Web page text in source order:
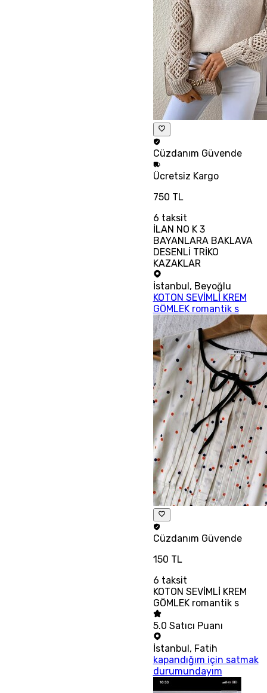
Cüzdanım Güvende
Ücretsiz Kargo
750 TL
6 taksit
İLAN NO K 3
BAYANLARA BAKLAVA
DESENLİ TRİKO
KAZAKLAR
İstanbul, Beyoğlu
KOTON SEVİMLİ KREM
GÖMLEK romantik s
Cüzdanım Güvende
150 TL
6 taksit
KOTON SEVİMLİ KREM
GÖMLEK romantik s
5.0 Satıcı Puanı
İstanbul, Fatih
kapandığım için satmak
durumundayım